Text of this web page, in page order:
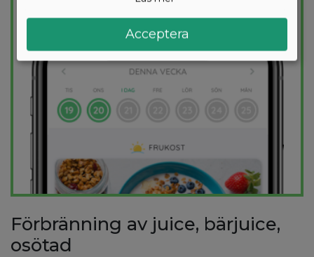
Förbränning av juice, bärjuice,
osötad
Acceptera